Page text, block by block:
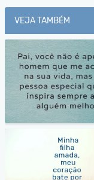
VEJA TAMBÉM